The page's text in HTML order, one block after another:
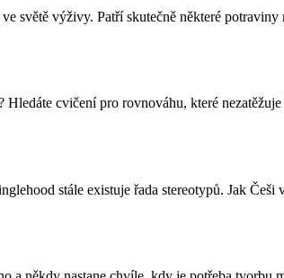
světě výživy. Patří skutečně některé
cvičení pro rovnováhu, které
stále existuje řada stereotypů. Jak